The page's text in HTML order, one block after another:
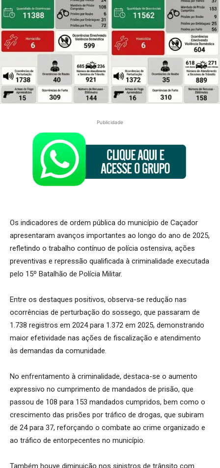
Publicidade
Os indicadores de ordem pública do município de Caçador
apresentaram avanços importantes ao longo do ano de 2025,
refletindo o trabalho contínuo de polícia ostensiva, ações
preventivas e repressão qualificada à criminalidade executada
pelo 15º Batalhão de Polícia Militar.
Entre os destaques positivos, observa-se redução nas
ocorrências de perturbação do sossego, que passaram de
1.738 registros em 2024 para 1.372 em 2025, demonstrando
maior efetividade nas ações de fiscalização e atendimento
às demandas da comunidade.
No enfrentamento à criminalidade, destaca-se o aumento
expressivo no cumprimento de mandados de prisão, que
passou de 108 para 153 mandados cumpridos, bem como o
crescimento das prisões por tráfico de drogas, que subiram
de 24 para 37, reforçando o combate ao crime organizado e
ao tráfico de entorpecentes no município.
Também houve diminuição nos sinistros de trânsito com